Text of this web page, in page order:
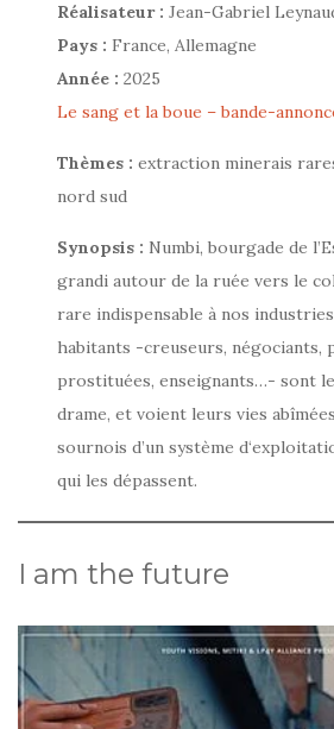
Réalisateur : Jean-Gabriel
Pays : France, Allemagne
Année : 2025
Le sang et la boue – bande-
Thèmes : extraction minerais
nord sud
Synopsis : Numbi, bourgade de
grandi autour de la ruée vers le
rare indispensable à nos
habitants -creuseurs, négociants,
prostituées, enseignants…- sont
drame, et voient leurs vies
sournois d’un système
qui les dépassent.
I am the future